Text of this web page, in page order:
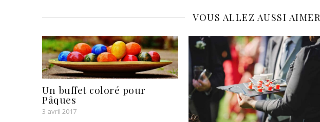
VOUS ALLEZ AUSSI AIMER
Un buffet coloré pour
Pâques
3 avril 2017